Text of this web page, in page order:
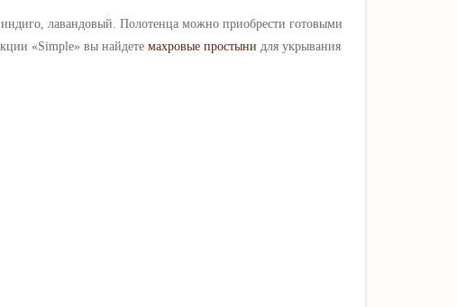
лавандовый. Полотенца можно приобрести готовыми
«Simple» вы найдете махровые простыни для укрывания